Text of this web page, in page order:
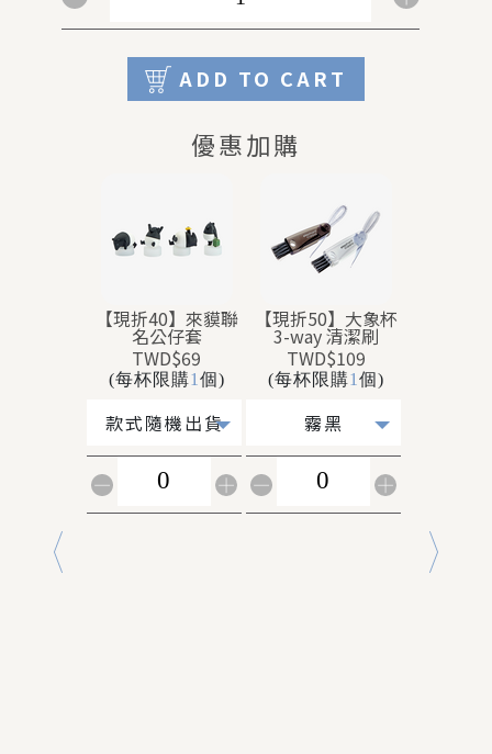
ADD TO CART
優惠加購
【現折40】來貘聯
名公仔套
TWD$69
(每杯限購1 個)
款式隨機出貨
【現折50】大象杯
3-way 清潔刷
TWD$109
(每杯限購1 個)
霧黑